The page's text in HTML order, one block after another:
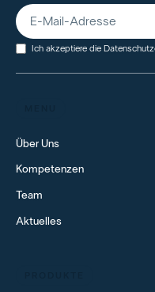
Ich akzeptiere die
Über Uns
Kompetenzen
Team
Aktuelles